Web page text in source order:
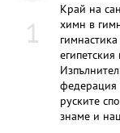
1
Край на
химн в
федерация
руските
знаме и